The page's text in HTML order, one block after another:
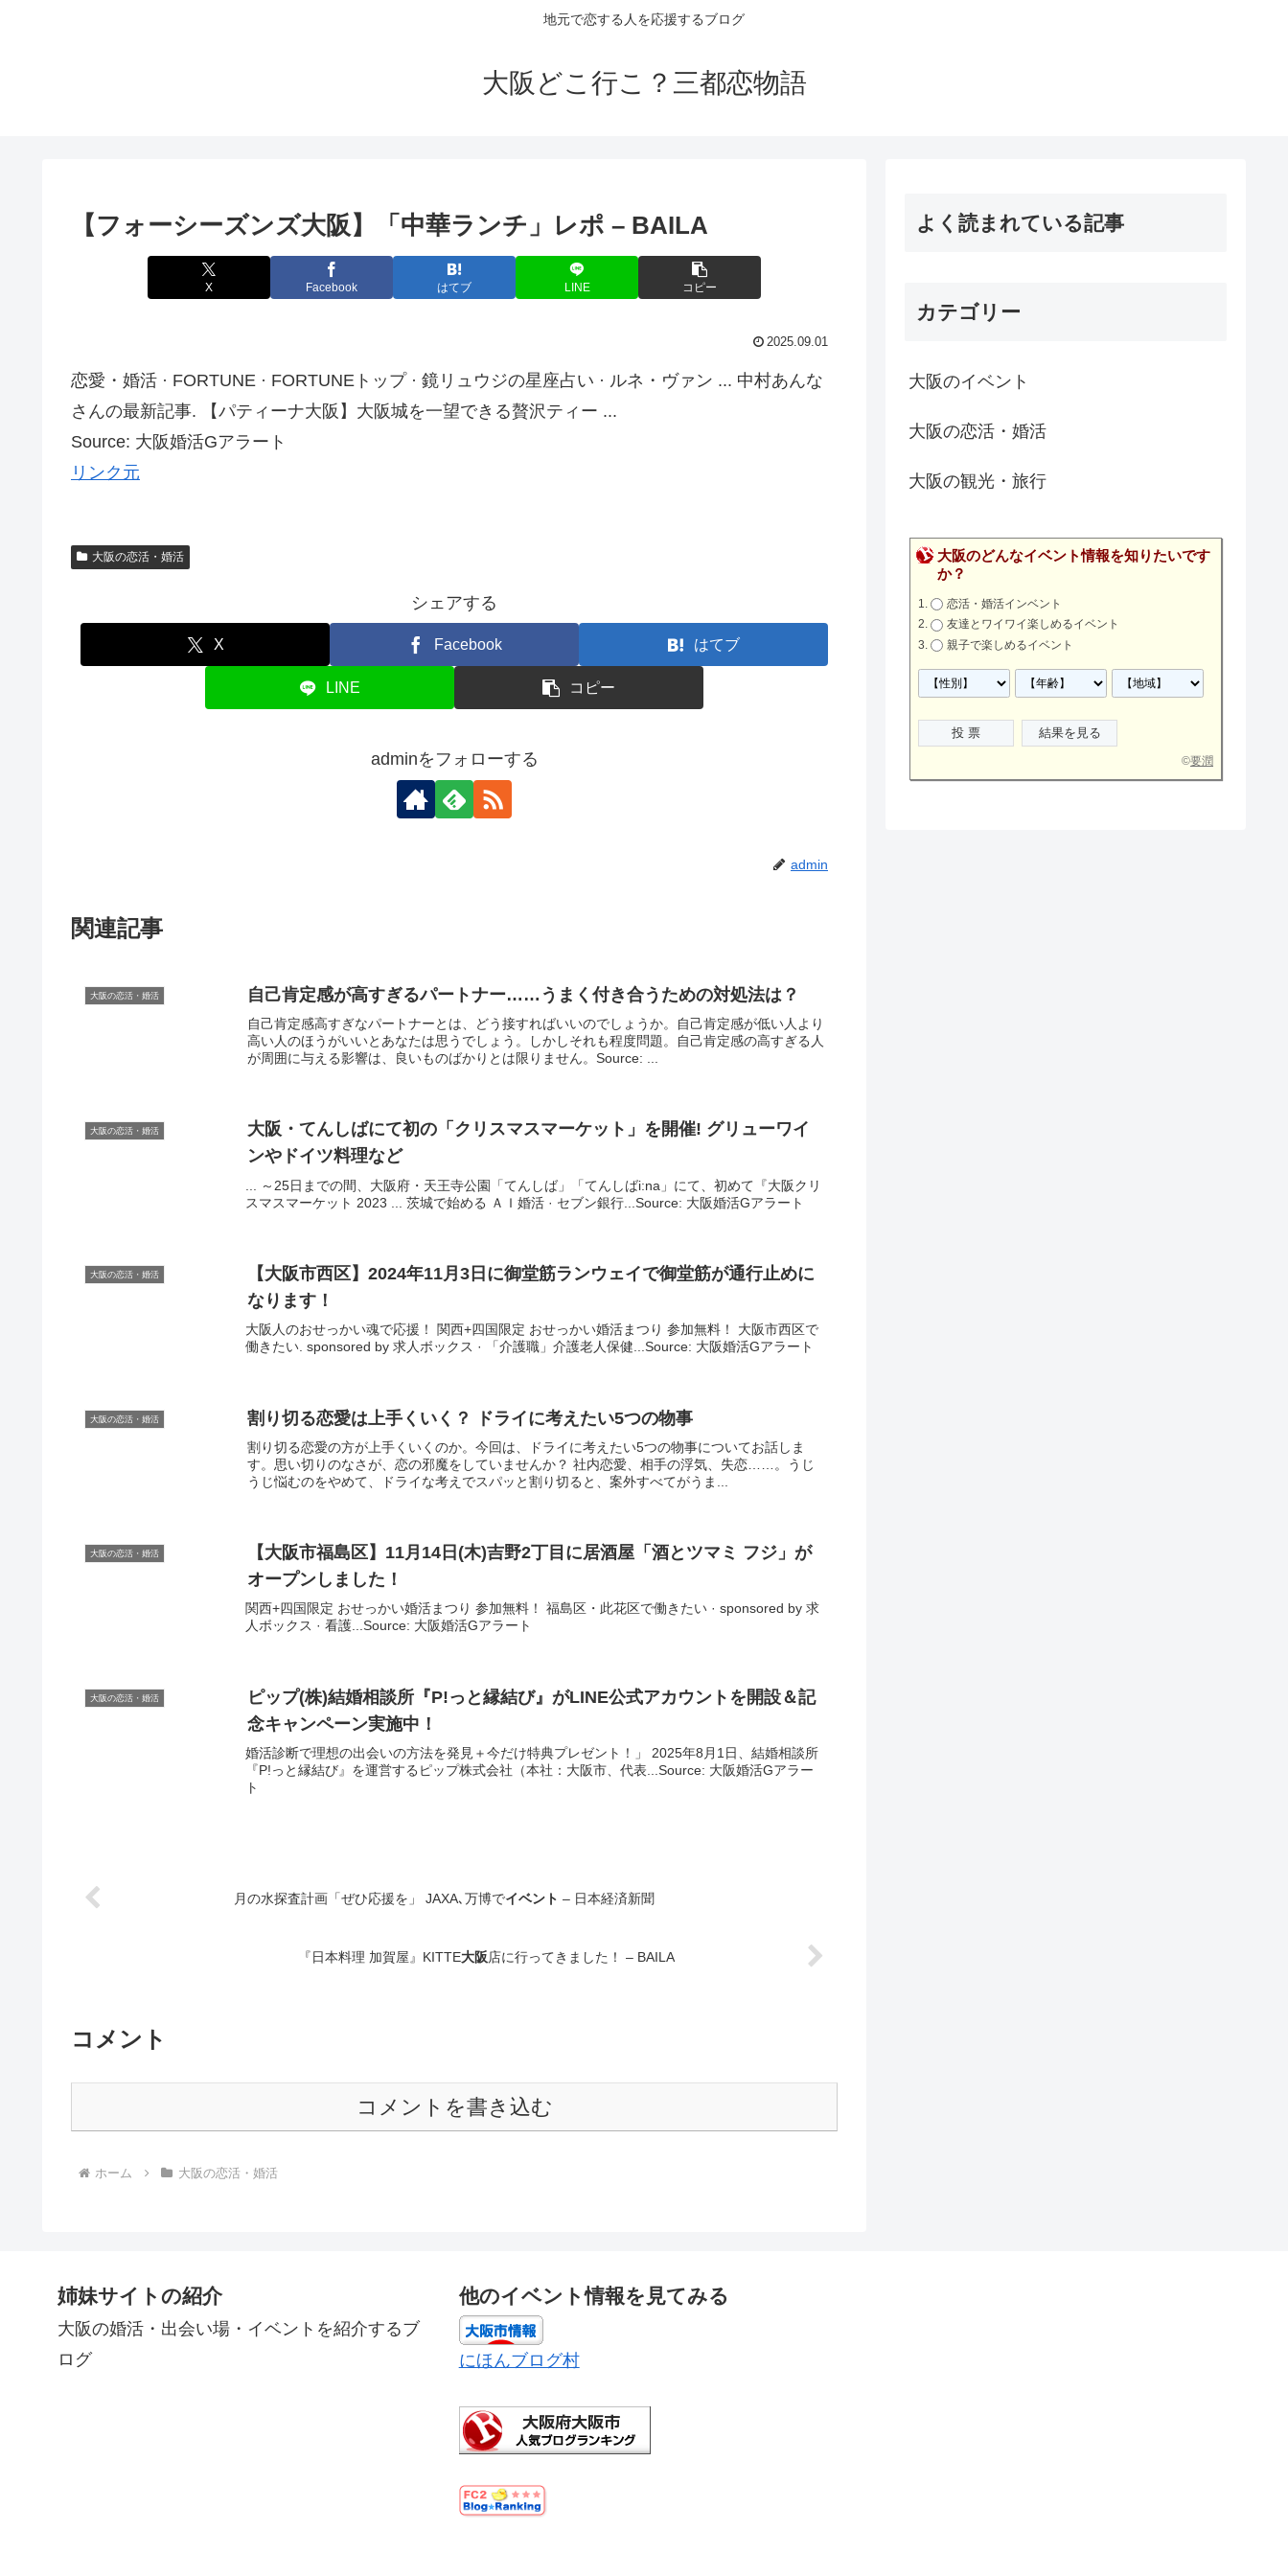
地元で恋する人を応援するブログ
大阪どこ行こ？三都恋物語
【フォーシーズンズ大阪 】「中華ランチ」レポ – BAILA
X Facebook はてブ LINE コピー
2025.09.01
恋愛・婚活 · FORTUNE · FORTUNEトップ · 鏡リュウジの星座占い · ルネ・ヴァン ... 中村あんな
さんの最新記事. 【パティーナ大阪】大阪城を一望できる贅沢ティー ...
Source: 大阪婚活Gアラート
リンク元
大阪の恋活・婚活
シェアする
X Facebook はてブ
LINE コピー
adminをフォローする
admin
関連記事
大阪の恋活・婚活 自己肯定感が高すぎるパートナー……うまく付き合うための対処法は？
自己肯定感高すぎなパートナーとは、どう接すればいいのでしょうか。自己肯定感が低い人より
高い人のほうがいいとあなたは思うでしょう。しかしそれも程度問題。自己肯定感の高すぎる人
が周囲に与える影響は、良いものばかりとは限りません。Source: ...
大阪の恋活・婚活 大阪 ・てんしばにて初の「クリスマスマーケット」を開催! グリューワイ
ンやドイツ料理など
... ～25日までの間、大阪府・天王寺公園「てんしば」「てんしばi:na」にて、初めて『大阪クリ
スマスマーケット 2023 ... 茨城で始める ＡＩ婚活 · セブン銀行...Source: 大阪婚活Gアラート
大阪の恋活・婚活 【大阪市西区】2024年11月3日に御堂筋ランウェイで御堂筋が通行止めに
なります！
大阪人のおせっかい魂で応援！ 関西+四国限定 おせっかい婚活まつり 参加無料！ 大阪市西区で
働きたい. sponsored by 求人ボックス · 「介護職」介護老人保健...Source: 大阪婚活Gアラート
大阪の恋活・婚活 割り切る恋愛は上手くいく？ ドライに考えたい5つの物事
割り切る恋愛の方が上手くいくのか。今回は、ドライに考えたい5つの物事についてお話しま
す。思い切りのなさが、恋の邪魔をしていませんか？ 社内恋愛、相手の浮気、失恋……。うじ
うじ悩むのをやめて、ドライな考えでスパッと割り切ると、案外すべてがうま...
大阪の恋活・婚活 【大阪市福島区】11月14日(木)吉野2丁目に居酒屋「酒とツマミ フジ」が
オープンしました！
関西+四国限定 おせっかい婚活まつり 参加無料！ 福島区・此花区で働きたい · sponsored by 求
人ボックス · 看護...Source: 大阪婚活Gアラート
大阪の恋活・婚活
ピップ(株)結婚相談所『P!っと縁結び』がLINE公式アカウントを開設＆記
念キャンペーン実施中！
婚活診断で理想の出会いの方法を発見＋今だけ特典プレゼント！」 2025年8月1日、結婚相談所
『P!っと縁結び』を運営するピップ株式会社（本社：大阪市、代表...Source: 大阪婚活Gアラー
ト
月の水探査計画「ぜひ応援を」 JAXA､万博でイベント – 日本経済新聞
『日本料理 加賀屋』KITTE大阪店に行ってきました！ – BAILA
コメント
コメントを書き込む
ホーム 大阪の恋活・婚活
よく読まれている記事
カテゴリー
大阪のイベント
大阪の恋活・婚活
大阪の観光・旅行
大阪のどんなイベント情報を知りたいです
か？
恋活・婚活インベント
友達とワイワイ楽しめるイベント
親子で楽しめるイベント
©要潤
姉妹サイトの紹介
大阪の婚活・出会い場・イベントを紹介するブ
ログ
他のイベント情報を見てみる
にほんブログ村